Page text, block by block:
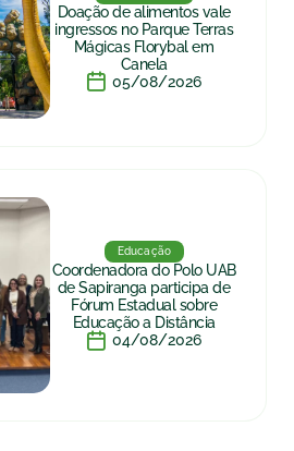
Doação de alimentos vale
ingressos no Parque Terras
Mágicas Florybal em
Canela
05/08/2026
Educação
Coordenadora do Polo UAB
de Sapiranga participa de
Fórum Estadual sobre
Educação a Distância
04/08/2026